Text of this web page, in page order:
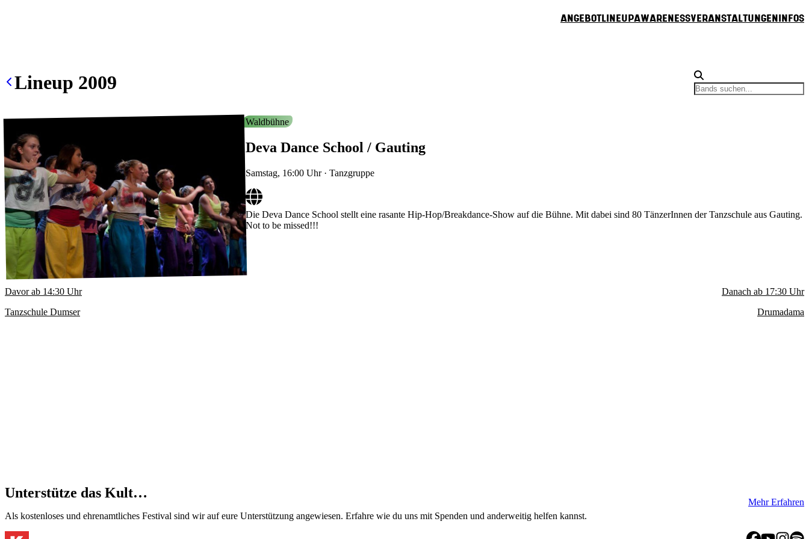
Angebot LineupAwarenessVeranstaltungen Infos
Lineup 2009
Waldbühne
Deva Dance School / Gauting
Samstag, 16:00 Uhr· Tanzgruppe
Die Deva Dance School stellt eine rasante Hip-Hop/Breakdance-Show auf die Bühne. Mit dabei sind 80 TänzerInnen der Tanzschule aus Gauting.
Not to be missed!!!
Davor ab 14:30 Uhr
Tanzschule Dumser
Danach ab 17:30 Uhr
Drumadama
Unterstütze das Kult…
Als kostenloses und ehrenamtliches Festival sind wir auf eure Unterstützung angewiesen. Erfahre wie du uns mit Spenden und anderweitig helfen kannst.
Mehr Erfahren